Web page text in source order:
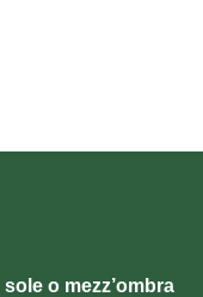
sole o mezz’ombra